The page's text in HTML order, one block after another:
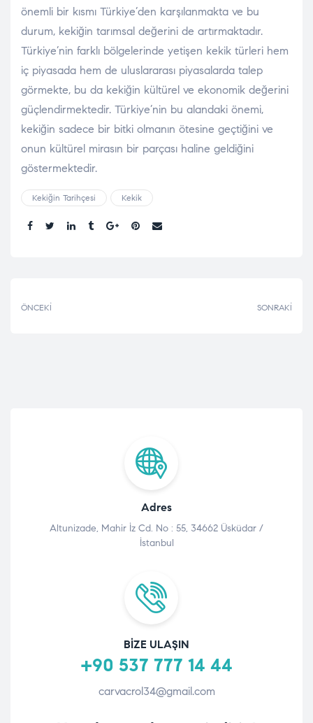
önemli bir kısmı Türkiye’den karşılanmakta ve bu
durum, kekiğin tarımsal değerini de artırmaktadır.
Türkiye’nin farklı bölgelerinde yetişen kekik türleri hem
iç piyasada hem de uluslararası piyasalarda talep
görmekte, bu da kekiğin kültürel ve ekonomik değerini
güçlendirmektedir. Türkiye’nin bu alandaki önemi,
kekiğin sadece bir bitki olmanın ötesine geçtiğini ve
onun kültürel mirasın bir parçası haline geldiğini
göstermektedir.
Kekiğin Tarihçesi Kekik
ÖNCEKI SONRAKI
Adres
Altunizade, Mahir İz Cd. No : 55, 34662 Üsküdar /
İstanbul
BIZE ULAŞIN
+90 537 777 14 44
carvacrol34@gmail.com